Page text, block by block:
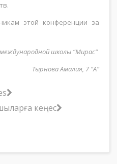
этой конференции за
школы “Мирас”
Тырнова Амалия, 7 “А”
кеңес